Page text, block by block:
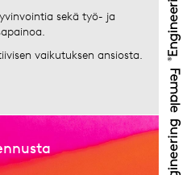
sekä työ- ja
vaikutuksen ansiosta.